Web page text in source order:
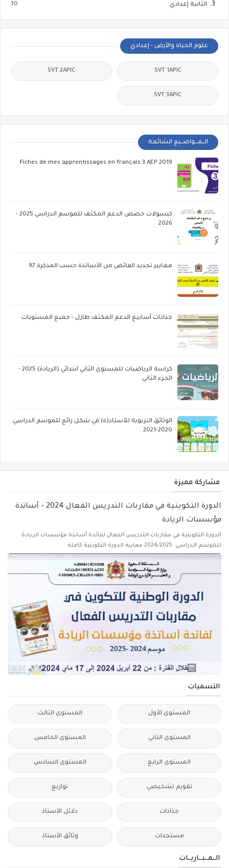
الثانية إعدادي 30
علوم الحياة والأرض - إعدادي
SVT 1APIC
SVT 2APIC
SVT 3APIC
الــمـــواضــيع الشائعة
Fiches de mes apprentissages en français 3 AEP 2019
كبسولات حصص الدعم المكثف للموسم الدراسي 2025 -
2026
معايير تحديد الفائض من الأساتذة حسب المذكرة 97
جذاذات أسابيع الدعم المكثف طارل - جميع المستويات
كراسة الرياضيات للمستوى الثاني ابتدائي (الريادة) 2025 -
الجزء الثاني
الوثائق التربوية للأستاذ(ة) في شكل رائع للموسم الدراسي
2020-2021
مشاركة مميزة
الدورة التكوينية في مقاربات التدريس الفعال 2024 - أساتذة
مؤسسات الريادة
الدورة التكوينية في مقاربات التدريس الفعال لفائدة أساتذة مؤسسات الريادة
للموسم الدراسي 2024/2025 معاينة الدورة التكوينية كاملة
التسميات
المستوى الأول المستوى الثالث
المستوى الثاني المستوى الخامس
المستوى الرابع المستوى السادس
تقويم تشخيصي توازيع
جذاذات دلائل الأستاذ
مستجدات وثائق الأستاذ
الــمــبــاريــات